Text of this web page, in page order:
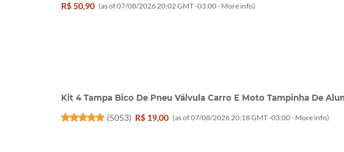
R$ 50,90 (as of 07/08/2026 20:02 GMT -03:00 - More info)
Kit 4 Tampa Bico De Pneu Válvula Carro E Moto Tampinha De
(5053) R$ 19,00 (as of 07/08/2026 20:18 GMT -03:00 - More info)